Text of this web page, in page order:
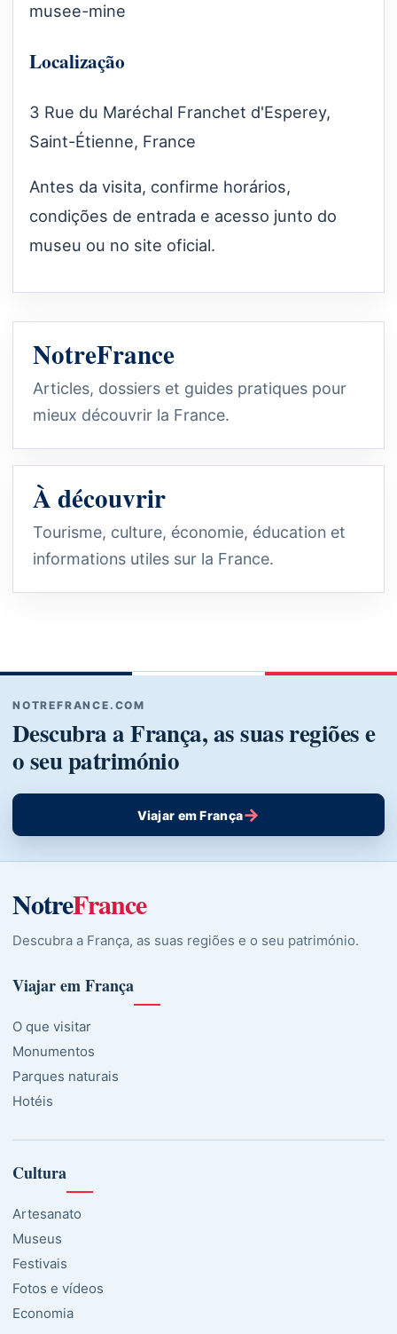
musee-mine
Localização
3 Rue du Maréchal Franchet d'Esperey,
Saint-Étienne, France
Antes da visita, confirme horários,
condições de entrada e acesso junto do
museu ou no site oficial.
NotreFrance
Articles, dossiers et guides pratiques pour
mieux découvrir la France.
À découvrir
Tourisme, culture, économie, éducation et
informations utiles sur la France.
NOTREFRANCE.COM
Descubra a França, as suas regiões e
o seu património
Viajar em França→
NotreFrance
Descubra a França, as suas regiões e o seu património.
Viajar em França
O que visitar
Monumentos
Parques naturais
Hotéis
Cultura
Artesanato
Museus
Festivais
Fotos e vídeos
Economia